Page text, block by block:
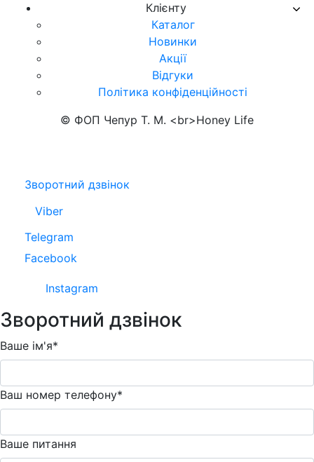
Клієнту
Каталог
Новинки
Акції
Відгуки
Політика конфіденційності
© ФОП Чепур Т. М. <br>Honey Life
Зворотний дзвінок
Viber
Telegram
Facebook
Instagram
Зворотний дзвінок
Ваше ім'я*
Ваш номер телефону*
Ваше питання